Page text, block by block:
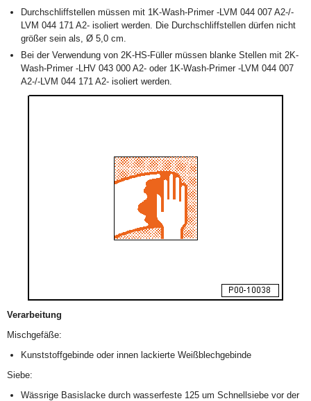
Durchschliffstellen müssen mit 1K-Wash-Primer -LVM 044 007 A2-/-
LVM 044 171 A2- isoliert werden. Die Durchschliffstellen dürfen nicht
größer sein als, Ø 5,0 cm.
Bei der Verwendung von 2K-HS-Füller müssen blanke Stellen mit 2K-
Wash-Primer -LHV 043 000 A2- oder 1K-Wash-Primer -LVM 044 007
A2-/-LVM 044 171 A2- isoliert werden.
Verarbeitung
Mischgefäße:
Kunststoffgebinde oder innen lackierte Weißblechgebinde
Siebe:
Wässrige Basislacke durch wasserfeste 125 um Schnellsiebe vor der